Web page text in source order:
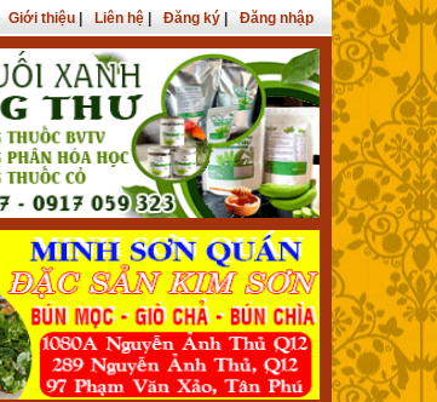
Giới thiệu Liên hệ Đăng ký Đăng nhập